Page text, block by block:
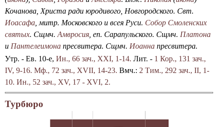
Кочанова, Христа ради юродивого, Новгородского. Свт.
Иоасафа , митр. Московского и всея Руси. Собор Смоленских
святых. Сщмч. Амвросия , еп. Сарапульского. Сщмч. Платона
и Пантелеимона пресвитера. Сщмч. Иоанна пресвитера.
Утр. - Ев. 10-е, Ин., 66 зач., XXI, 1-14. Лит. - 1 Кор., 131 зач.,
IV, 9-16. Мф., 72 зач., XVII, 14-23. Вмч.: 2 Тим., 292 зач., II, 1-
10. Ин., 52 зач., XV, 17 - XVI, 2.
Турбюро